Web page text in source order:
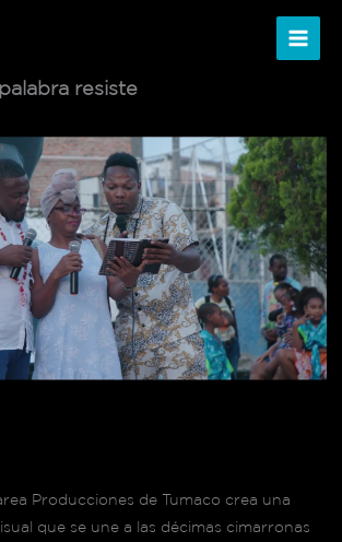
resiste
Producciones de Tumaco crea una
que se une a las décimas cimarronas